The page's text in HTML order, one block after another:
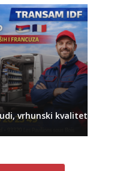
vrhunski kvalitet